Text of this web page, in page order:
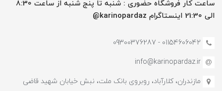
ساعت کار فروشگاه حضوری : شنبه تا پنج شنبه از ساعت 8:30
الی 21:30 اینستاگرام karinopardaz@
01154606042 - 09300376287
info@karinopardaz.ir
مازندران، کلارآباد، روبروی بانک ملت، نبش خیابان شهید قاضی